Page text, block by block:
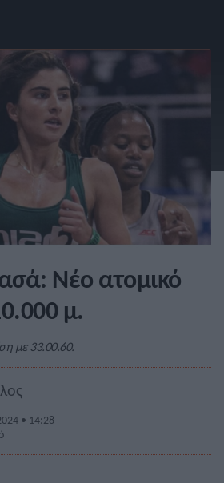
Νέο ατομικό
μ.
με 33.00.60.
• 14:28